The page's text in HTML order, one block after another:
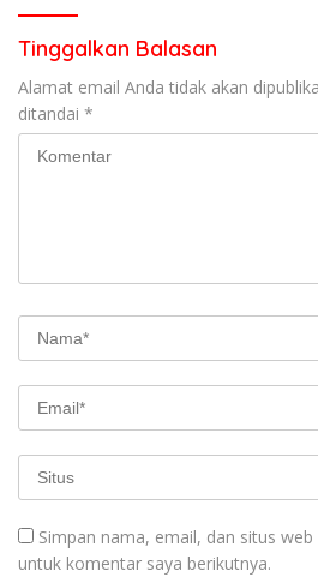
Tinggalkan Balasan
Alamat email Anda tidak akan
ditandai *
Simpan nama, email, dan situs
untuk komentar saya berikutnya.